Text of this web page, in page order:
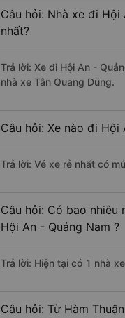
Câu hỏi: Nhà xe đi
nhất?
Trả lời: Xe đi Hội An -
nhà xe Tân Quang Dũng.
Câu hỏi: Xe nào đi Hội
Trả lời: Vé xe rẻ nhất có
Câu hỏi: Có bao nhiêu
Hội An - Quảng Nam ?
Trả lời: Hiện tại có 1 nhà
Câu hỏi: Từ Hàm